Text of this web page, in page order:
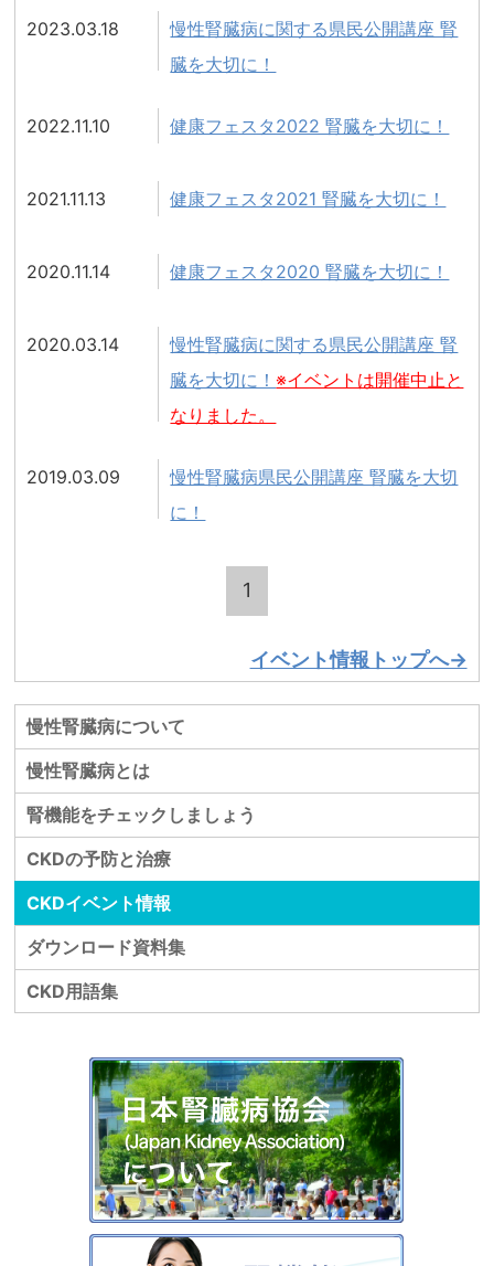
慢性腎臓病について
慢性腎臓病とは
腎機能をチェックしましょう
CKDの予防と治療
CKDイベント情報
ダウンロード資料集
CKD用語集
2023.03.18
慢性腎臓病に関する県民公開講座 腎
臓を大切に！
2022.11.10 健康フェスタ2022 腎臓を大切に！
2021.11.13 健康フェスタ2021 腎臓を大切に！
2020.11.14 健康フェスタ2020 腎臓を大切に！
2020.03.14
慢性腎臓病に関する県民公開講座 腎
臓を大切に！※イベントは開催中止と
なりました。
2019.03.09
慢性腎臓病県民公開講座 腎臓を大切
に！
1
イベント情報トップへ→